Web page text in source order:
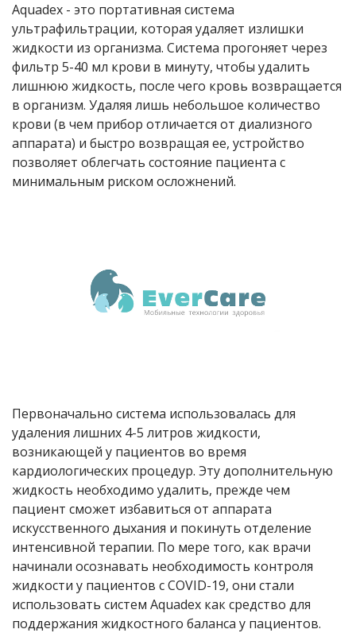
Aquadex - это портативная система
ультрафильтрации, которая удаляет излишки
жидкости из организма. Система прогоняет через
фильтр 5-40 мл крови в минуту, чтобы удалить
лишнюю жидкость, после чего кровь возвращается
в организм. Удаляя лишь небольшое количество
крови (в чем прибор отличается от диализного
аппарата) и быстро возвращая ее, устройство
позволяет облегчать состояние пациента с
минимальным риском осложнений.
Первоначально система использовалась для
удаления лишних 4-5 литров жидкости,
возникающей у пациентов во время
кардиологических процедур. Эту дополнительную
жидкость необходимо удалить, прежде чем
пациент сможет избавиться от аппарата
искусственного дыхания и покинуть отделение
интенсивной терапии. По мере того, как врачи
начинали осознавать необходимость контроля
жидкости у пациентов сCOVID-19, они стали
использовать систем Aquadex как средство для
поддержания жидкостного баланса у пациентов.